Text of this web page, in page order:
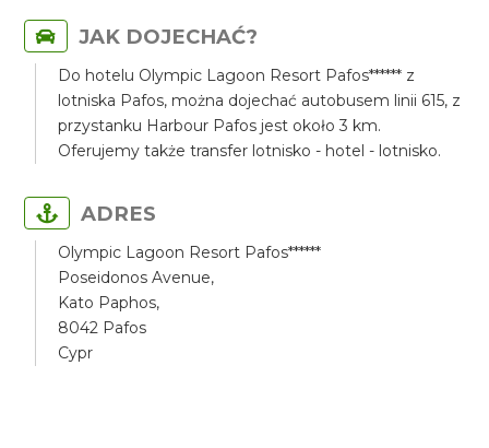
JAK DOJECHAĆ?
Do hotelu Olympic Lagoon Resort Pafos****** z
lotniska Pafos, można dojechać autobusem linii 615, z
przystanku Harbour Pafos jest około 3 km.
Oferujemy także transfer lotnisko - hotel - lotnisko.
ADRES
Olympic Lagoon Resort Pafos******
Poseidonos Avenue,
Kato Paphos,
8042 Pafos
Cypr